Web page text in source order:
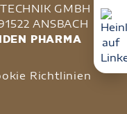
GMBH
|
ANSBACH
PHARMA
Richtlinien